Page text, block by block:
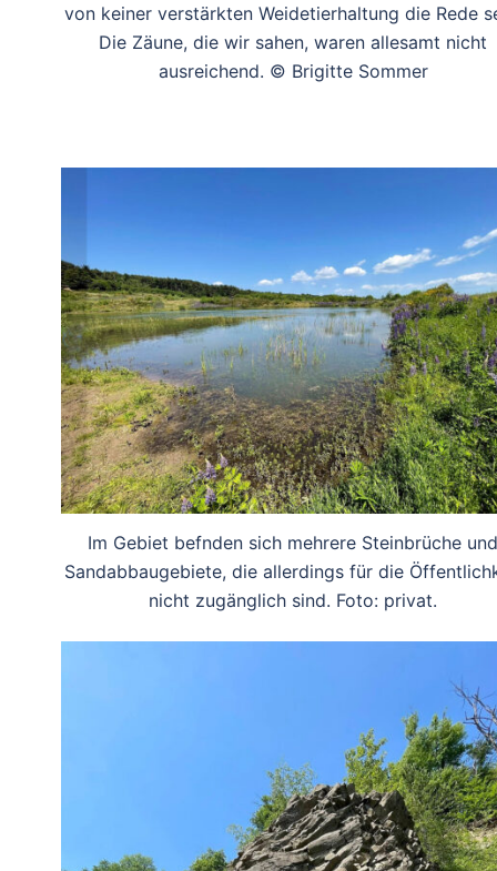
von keiner verstärkten Weidetierhaltung die Rede
Die Zäune, die wir sahen, waren allesamt nicht
ausreichend. © Brigitte Sommer
Im Gebiet befnden sich mehrere Steinbrüche und
Sandabbaugebiete, die allerdings für die
nicht zugänglich sind. Foto: privat.